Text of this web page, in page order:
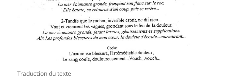
Traduction du texte